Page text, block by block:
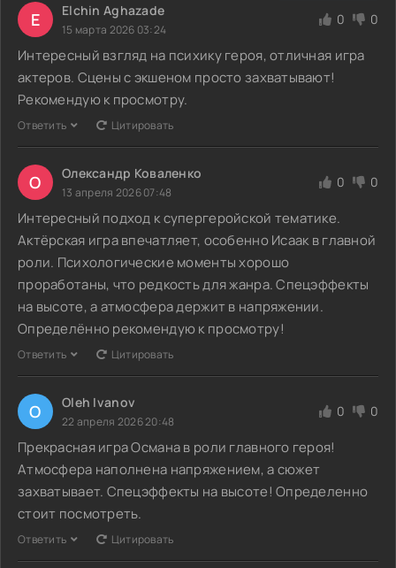
E Elchin Aghazade
15 марта 2026 03:24
0 0
Интересный взгляд на психику героя, отличная игра
актеров. Сцены с экшеном просто захватывают!
Рекомендую к просмотру.
Ответить Цитировать
О Олександр Коваленко
13 апреля 2026 07:48
0 0
Интересный подход к супергеройской тематике.
Актёрская игра впечатляет, особенно Исаак в главной
роли. Психологические моменты хорошо
проработаны, что редкость для жанра. Спецэффекты
на высоте, а атмосфера держит в напряжении.
Определённо рекомендую к просмотру!
Ответить Цитировать
O Oleh Ivanov
22 апреля 2026 20:48
0 0
Прекрасная игра Османа в роли главного героя!
Атмосфера наполнена напряжением, а сюжет
захватывает. Спецэффекты на высоте! Определенно
стоит посмотреть.
Ответить Цитировать